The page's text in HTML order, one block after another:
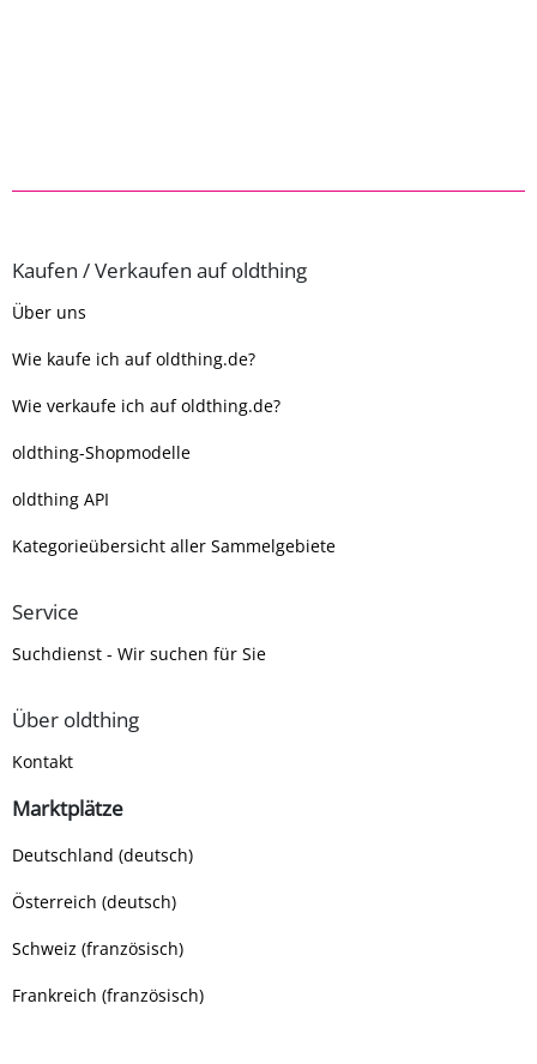
Kaufen / Verkaufen auf oldthing
Über uns
Wie kaufe ich auf oldthing.de?
Wie verkaufe ich auf oldthing.de?
oldthing-Shopmodelle
oldthing API
Kategorieübersicht aller Sammelgebiete
Service
Suchdienst - Wir suchen für Sie
Über oldthing
Kontakt
Marktplätze
Deutschland (deutsch)
Österreich (deutsch)
Schweiz (französisch)
Frankreich (französisch)